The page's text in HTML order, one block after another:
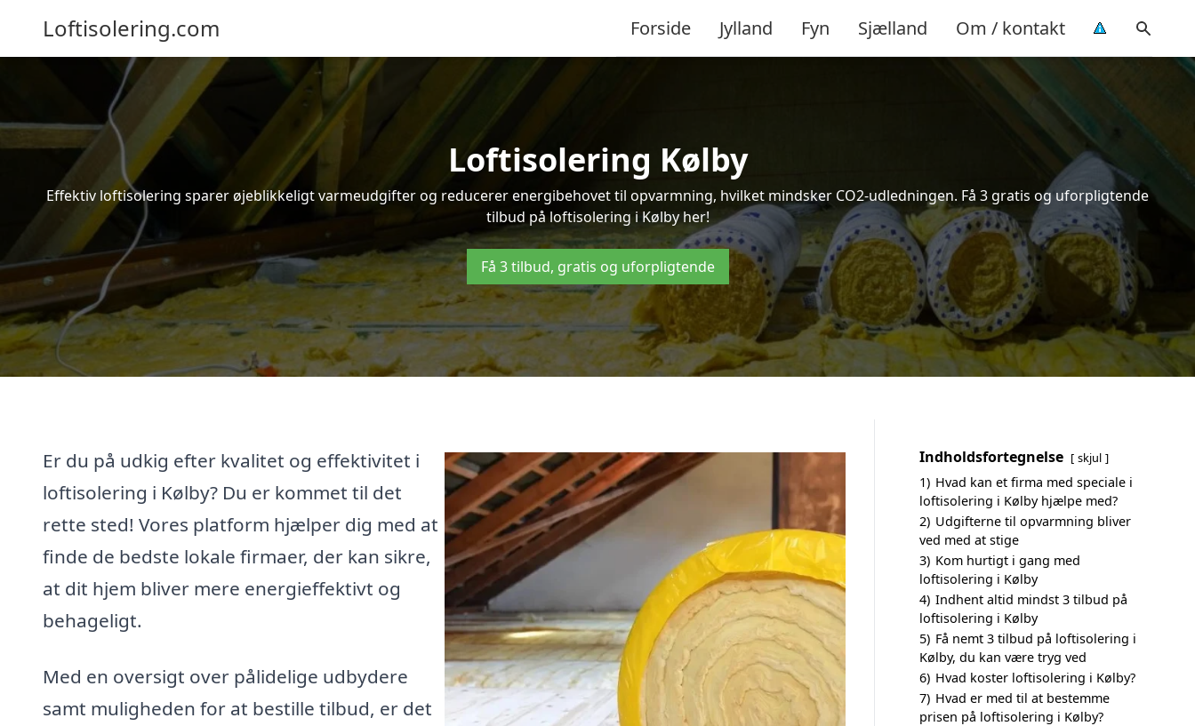
Loftisolering.com Forside Jylland Fyn Sjælland Om / kontakt
Loftisolering Kølby
Effektiv loftisolering sparer øjeblikkeligt varmeudgifter og reducerer energibehovet til opvarmning, hvilket mindsker CO2-udledningen. Få 3 gratis og uforpligtende
tilbud på loftisolering i Kølby her!
Få 3 tilbud, gratis og uforpligtende
Er du på udkig efter kvalitet og effektivitet i
loftisolering i Kølby? Du er kommet til det
rette sted! Vores platform hjælper dig med at
finde de bedste lokale firmaer, der kan sikre,
at dit hjem bliver mere energieffektivt og
behageligt.
Med en oversigt over pålidelige udbydere
samt muligheden for at bestille tilbud, er det
Indholdsfortegnelse skjul
1) Hvad kan et firma med speciale i
loftisolering i Kølby hjælpe med?
2) Udgifterne til opvarmning bliver
ved med at stige
3) Kom hurtigt i gang med
loftisolering i Kølby
4) Indhent altid mindst 3 tilbud på
loftisolering i Kølby
5) Få nemt 3 tilbud på loftisolering i
Kølby, du kan være tryg ved
6) Hvad koster loftisolering i Kølby?
7) Hvad er med til at bestemme
prisen på loftisolering i Kølby?